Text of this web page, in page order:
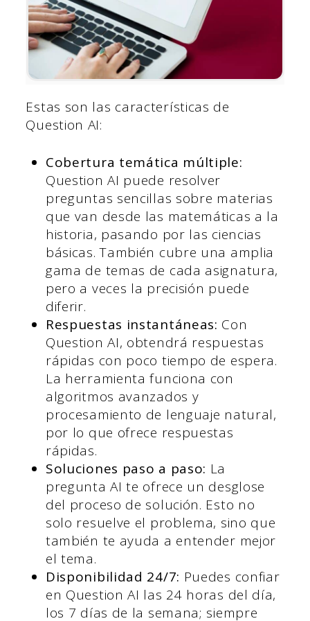
Estas son las características de
Question AI:
Cobertura temática múltiple:
Question AI puede resolver
preguntas sencillas sobre materias
que van desde las matemáticas a la
historia, pasando por las ciencias
básicas. También cubre una amplia
gama de temas de cada asignatura,
pero a veces la precisión puede
diferir.
Respuestas instantáneas: Con
Question AI, obtendrá respuestas
rápidas con poco tiempo de espera.
La herramienta funciona con
algoritmos avanzados y
procesamiento de lenguaje natural,
por lo que ofrece respuestas
rápidas.
Soluciones paso a paso: La
pregunta AI te ofrece un desglose
del proceso de solución. Esto no
solo resuelve el problema, sino que
también te ayuda a entender mejor
el tema.
Disponibilidad 24/7: Puedes confiar
en Question AI las 24 horas del día,
los 7 días de la semana; siempre